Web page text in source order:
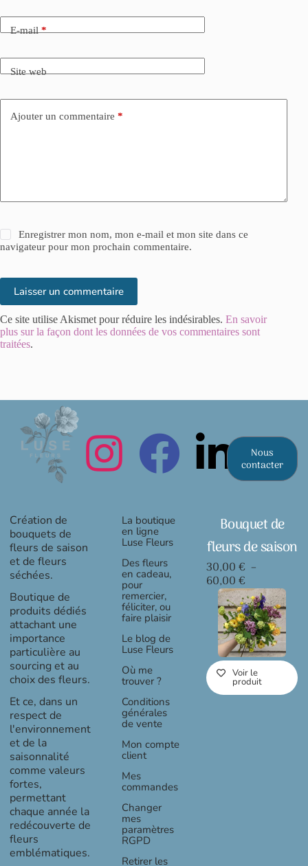
E-mail*
Site web
Ajouter un commentaire *
Enregistrer mon nom, mon e-mail et mon site dans ce
navigateur pour mon prochain commentaire.
Laisser un commentaire
Ce site utilise Akismet pour réduire les indésirables. En savoir
plus sur la façon dont les données de vos commentaires sont
traitées.
Nous
contacter
Création de
bouquets de
fleurs de saison
et de fleurs
séchées.
Boutique de
produits dédiés
attachant une
importance
particulière au
sourcing et au
choix des fleurs.
Et ce, dans un
respect de
l'environnement
et de la
saisonnalité
comme valeurs
fortes,
permettant
chaque année la
redécouverte de
fleurs
emblématiques.
La boutique
en ligne
Luse Fleurs
Des fleurs
en cadeau,
pour
remercier,
féliciter, ou
faire plaisir
Le blog de
Luse Fleurs
Où me
trouver ?
Conditions
générales
de vente
Mon compte
client
Mes
commandes
Changer
mes
paramètres
RGPD
Retirer les
Bouquet de
fleurs de saison
30,00€ –
60,00€Plage
de
prix :
30,00 €
à
60,00 €
Voir le
produit